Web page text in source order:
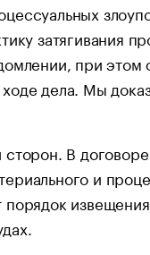
затягивания
при этом
дела. Мы
В
и
порядок